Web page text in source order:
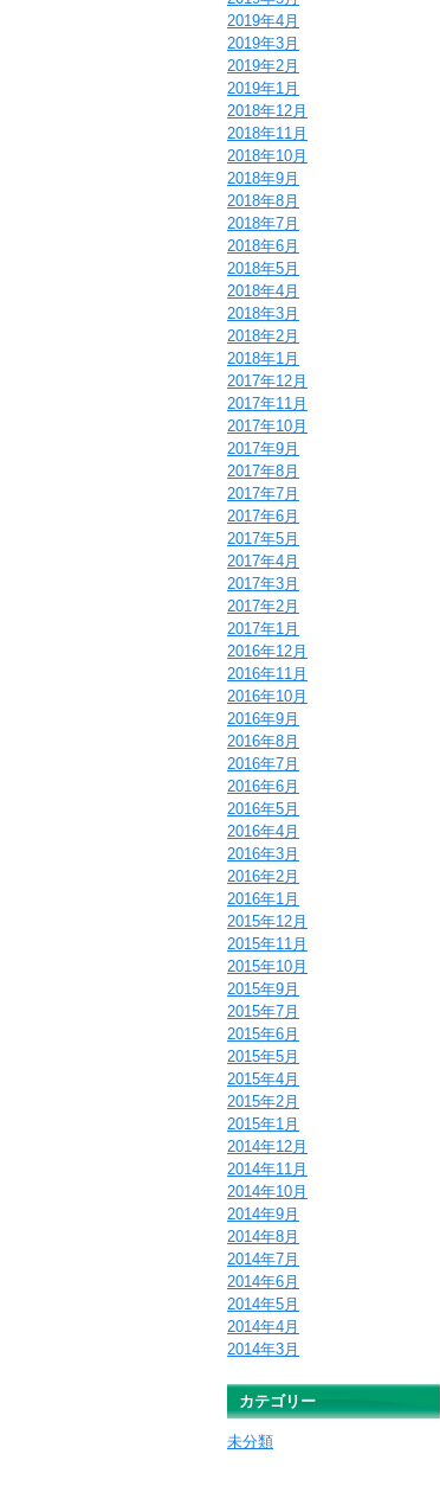
2019年4月
2019年3月
2019年2月
2019年1月
2018年12月
2018年11月
2018年10月
2018年9月
2018年8月
2018年7月
2018年6月
2018年5月
2018年4月
2018年3月
2018年2月
2018年1月
2017年12月
2017年11月
2017年10月
2017年9月
2017年8月
2017年7月
2017年6月
2017年5月
2017年4月
2017年3月
2017年2月
2017年1月
2016年12月
2016年11月
2016年10月
2016年9月
2016年8月
2016年7月
2016年6月
2016年5月
2016年4月
2016年3月
2016年2月
2016年1月
2015年12月
2015年11月
2015年10月
2015年9月
2015年7月
2015年6月
2015年5月
2015年4月
2015年2月
2015年1月
2014年12月
2014年11月
2014年10月
2014年9月
2014年8月
2014年7月
2014年6月
2014年5月
2014年4月
2014年3月
カテゴリー
未分類